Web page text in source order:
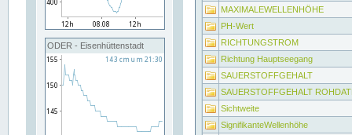
ODER - Eisenhüttenstadt
MAXIMALEWELLENHÖHE
PH-Wert
RICHTUNGSTROM
Richtung Hauptseegang
SAUERSTOFFGEHALT
SAUERSTOFFGEHALT
Sichtweite
SignifikanteWellenhöhe